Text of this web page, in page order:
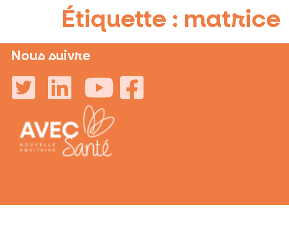
Étiquette : matrice
Nous suivre